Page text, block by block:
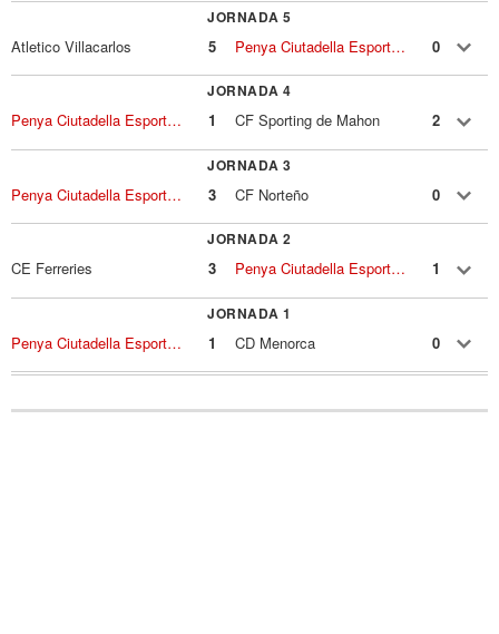
JORNADA 5
Atletico Villacarlos 5 Penya Ciutadella Esportiva 0
JORNADA 4
Penya Ciutadella Esportiva 1 CF Sporting de Mahon 2
JORNADA 3
Penya Ciutadella Esportiva 3 CF Norteño 0
JORNADA 2
CE Ferreries 3 Penya Ciutadella Esportiva 1
JORNADA 1
Penya Ciutadella Esportiva 1 CD Menorca 0